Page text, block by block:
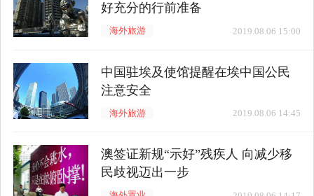
好充分的行前准备
2019.08.06 15:00
海外旅游
中国驻埃及使馆提醒在埃中国公民
注意安全
2019.08.06 14:45
海外旅游
澳签证新规“示好”残疾人 向减少移
民歧视迈出一步